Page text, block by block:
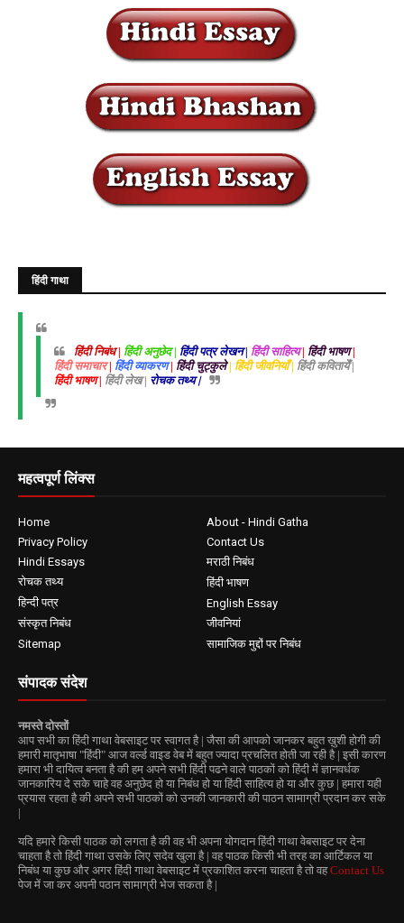
हिंदी गाथा
हिंदी निबंध | हिंदी अनुछेद | हिंदी पत्र लेखन | हिंदी साहित्य| हिंदी भाषण|
हिंदी समाचार| हिंदी व्याकरण| हिंदी चुट्कुले| हिंदी जीवनियाँ | हिंदी कवितायेँ |
हिंदी भाषण | हिंदी लेख | रोचक तथ्य |
महत्वपूर्ण लिंक्स
Home
About - Hindi Gatha
Privacy Policy
Contact Us
Hindi Essays
मराठी निबंध
रोचक तथ्य
हिंदी भाषण
हिन्दी पत्र
English Essay
संस्कृत निबंध
जीवनियां
Sitemap
सामाजिक मुद्दों पर निबंध
संपादक संदेश
नमस्ते दोस्तों
आप सभी का हिंदी गाथा वेबसाइट पर स्वागत है | जैसा की आपको जानकर बहुत ख़ुशी होगी की
हमारी मातृभाषा "हिंदी" आज वर्ल्ड वाइड वेब में बहुत ज्यादा प्रचलित होती जा रही है | इसी कारण
हमारा भी दायित्व बनता है की हम अपने सभी हिंदी पढने वाले पाठकों को हिंदी में ज्ञानवर्धक
जानकारिय दे सके चाहे वह अनुछेद हो या निबंध हो या हिंदी साहित्य हो या और कुछ | हमारा यही
प्रयास रहता है की अपने सभी पाठकों को उनकी जानकारी की पाठन सामाग्री प्रदान कर सके
|
यदि हमारे किसी पाठक को लगता है की वह भी अपना योगदान हिंदी गाथा वेबसाइट पर देना
चाहता है तो हिंदी गाथा उसके लिए सदेव खुला है | वह पाठक किसी भी तरह का आर्टिकल या
निबंध या कुछ और अगर हिंदी गाथा वेबसाइट में प्रकाशित करना चाहता है तो वहContact Us
पेज में जा कर अपनी पठान सामाग्री भेज सकता है |